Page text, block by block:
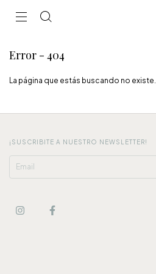
Error - 404
La página que estás buscando no existe.
¡SUSCRIBITE A NUESTRO NEWSLETTER!